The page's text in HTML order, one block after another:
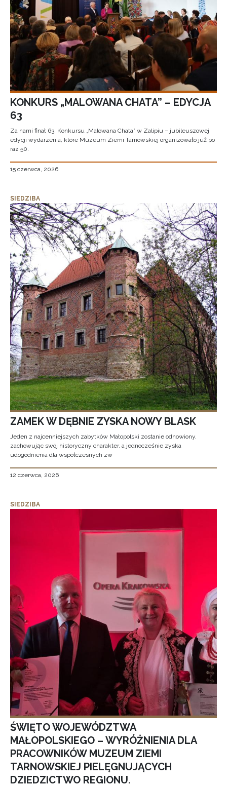
KONKURS „MALOWANA CHATA” – EDYCJA
63
Za nami finał 63. Konkursu „Malowana Chata” w Zalipiu – jubileuszowej
edycji wydarzenia, które Muzeum Ziemi Tarnowskiej organizowało już po
raz 50.
15 czerwca, 2026
SIEDZIBA
ZAMEK W DĘBNIE ZYSKA NOWY BLASK
Jeden z najcenniejszych zabytków Małopolski zostanie odnowiony,
zachowując swój historyczny charakter, a jednocześnie zyska
udogodnienia dla współczesnych zw
12 czerwca, 2026
SIEDZIBA
ŚWIĘTO WOJEWÓDZTWA
MAŁOPOLSKIEGO – WYRÓŻNIENIA DLA
PRACOWNIKÓW MUZEUM ZIEMI
TARNOWSKIEJ PIELĘGNUJĄCYCH
DZIEDZICTWO REGIONU.